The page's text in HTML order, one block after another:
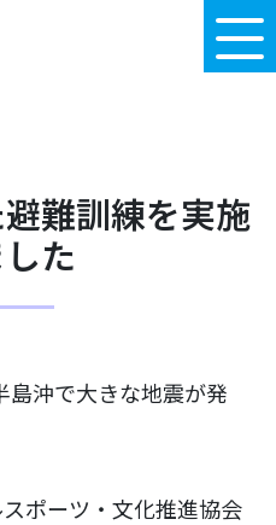
難訓練を実施
た
島沖で大きな地震が発
ポーツ・文化推進協会